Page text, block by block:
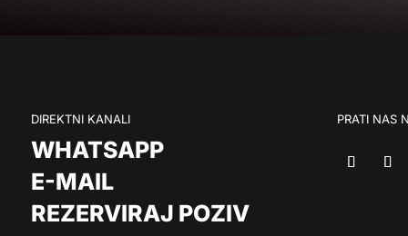
DIREKTNI KANALI
WHATSAPP
E-MAIL
REZERVIRAJ POZIV
PRATI NAS